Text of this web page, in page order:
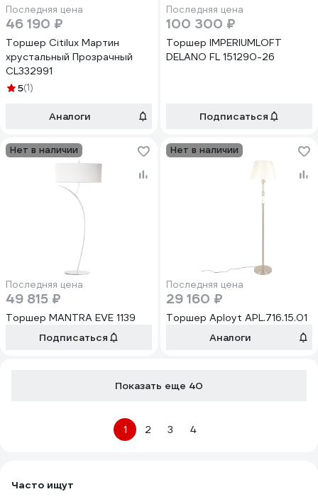
Последняя цена
46 190 ₽
Торшер Citilux Мартин
хрустальный Прозрачный
CL332991
5(1)
Аналоги
Последняя цена
100 300 ₽
Торшер IMPERIUMLOFT
DELANO FL 151290-26
Подписаться
Нет в наличии
Последняя цена
49 815 ₽
Торшер MANTRA EVE 1139
Подписаться
Нет в наличии
Последняя цена
29 160 ₽
Торшер Aployt APL.716.15.01
Аналоги
Показать еще 40
1 2 3 4
Часто ищут